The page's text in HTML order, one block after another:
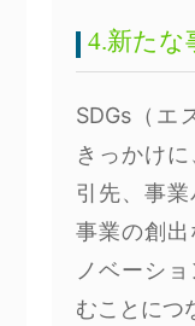
4.新たな
SDGs（エ
きっかけ
引先、事
事業の創
ノベーシ
むことにつ